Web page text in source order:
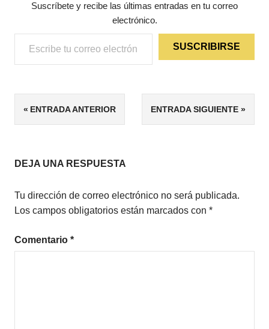
Suscríbete y recibe las últimas entradas en tu correo
electrónico.
Escribe tu correo electrónico…
SUSCRIBIRSE
ETIQUETAS
ESCRIBIR
MARIONETAS
DIOSES
PROCESO
ESCRITURA
Navegación
entradas
ENTRADA ANTERIOR ENTRADA SIGUIENTE
DEJA UNA RESPUESTA
Tu dirección de correo electrónico no será publicada.
Los campos obligatorios están marcados con *
Comentario *